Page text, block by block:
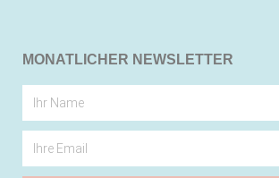
MONATLICHER NEWSLETTER